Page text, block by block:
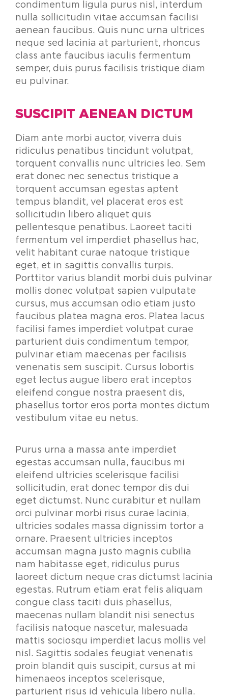
condimentum ligula purus nisl, interdum
nulla sollicitudin vitae accumsan facilisi
aenean faucibus. Quis nunc urna ultrices
neque sed lacinia at parturient, rhoncus
class ante faucibus iaculis fermentum
semper, duis purus facilisis tristique diam
eu pulvinar.
SUSCIPIT AENEAN DICTUM
Diam ante morbi auctor, viverra duis
ridiculus penatibus tincidunt volutpat,
torquent convallis nunc ultricies leo. Sem
erat donec nec senectus tristique a
torquent accumsan egestas aptent
tempus blandit, vel placerat eros est
sollicitudin libero aliquet quis
pellentesque penatibus. Laoreet taciti
fermentum vel imperdiet phasellus hac,
velit habitant curae natoque tristique
eget, et in sagittis convallis turpis.
Porttitor varius blandit morbi duis pulvinar
mollis donec volutpat sapien vulputate
cursus, mus accumsan odio etiam justo
faucibus platea magna eros. Platea lacus
facilisi fames imperdiet volutpat curae
parturient duis condimentum tempor,
pulvinar etiam maecenas per facilisis
venenatis sem suscipit. Cursus lobortis
eget lectus augue libero erat inceptos
eleifend congue nostra praesent dis,
phasellus tortor eros porta montes dictum
vestibulum vitae eu netus.
Purus urna a massa ante imperdiet
egestas accumsan nulla, faucibus mi
eleifend ultricies scelerisque facilisi
sollicitudin, erat donec tempor dis dui
eget dictumst. Nunc curabitur et nullam
orci pulvinar morbi risus curae lacinia,
ultricies sodales massa dignissim tortor a
ornare. Praesent ultricies inceptos
accumsan magna justo magnis cubilia
nam habitasse eget, ridiculus purus
laoreet dictum neque cras dictumst lacinia
egestas. Rutrum etiam erat felis aliquam
congue class taciti duis phasellus,
maecenas nullam blandit nisi senectus
facilisis natoque nascetur, malesuada
mattis sociosqu imperdiet lacus mollis vel
nisl. Sagittis sodales feugiat venenatis
proin blandit quis suscipit, cursus at mi
himenaeos inceptos scelerisque,
parturient risus id vehicula libero nulla.